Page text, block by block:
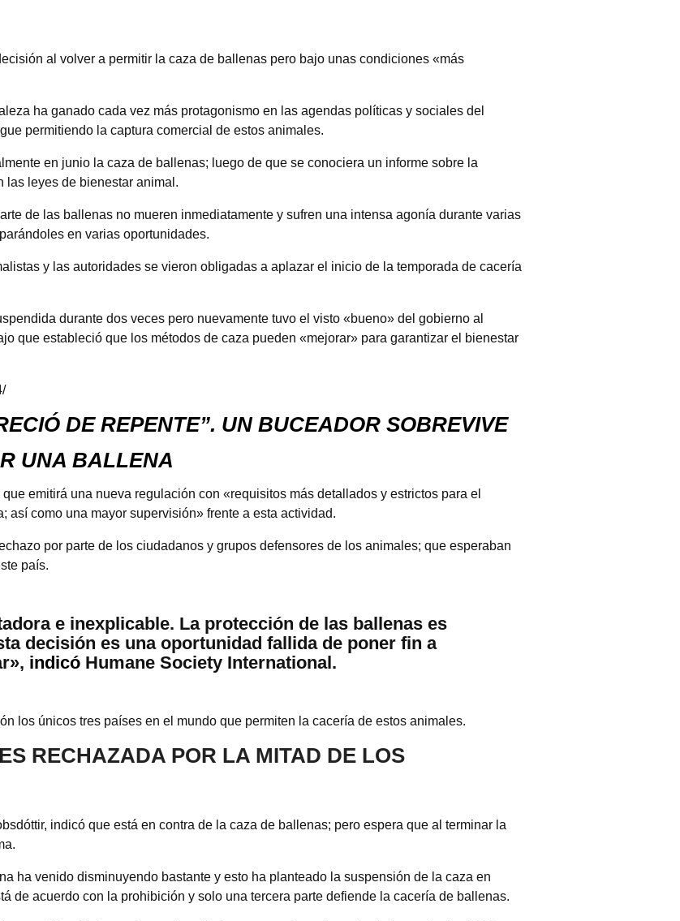
al volver a permitir la caza de ballenas pero bajo unas condiciones «más
ha ganado cada vez más protagonismo en las agendas políticas y sociales del
permitiendo la captura comercial de estos animales.
en junio la caza de ballenas; luego de que se conociera un informe sobre la
las leyes de bienestar animal.
de las ballenas no mueren inmediatamente y sufren una intensa agonía durante varias
en varias oportunidades.
y las autoridades se vieron obligadas a aplazar el inicio de la temporada de cacería
durante dos veces pero nuevamente tuvo el visto «bueno» del gobierno al
que estableció que los métodos de caza pueden «mejorar» para garantizar el bienestar
DE REPENTE”. UN BUCEADOR SOBREVIVE
UNA BALLENA
emitirá una nueva regulación con «requisitos más detallados y estrictos para el
así como una mayor supervisión» frente a esta actividad.
por parte de los ciudadanos y grupos defensores de los animales; que esperaban
país.
e inexplicable. La protección de las ballenas es
decisión es una oportunidad fallida de poner fin a
indicó Humane Society International.
los únicos tres países en el mundo que permiten la cacería de estos animales.
RECHAZADA POR LA MITAD DE LOS
indicó que está en contra de la caza de ballenas; pero espera que al terminar la
ha venido disminuyendo bastante y esto ha planteado la suspensión de la caza en
de acuerdo con la prohibición y solo una tercera parte defiende la cacería de ballenas.